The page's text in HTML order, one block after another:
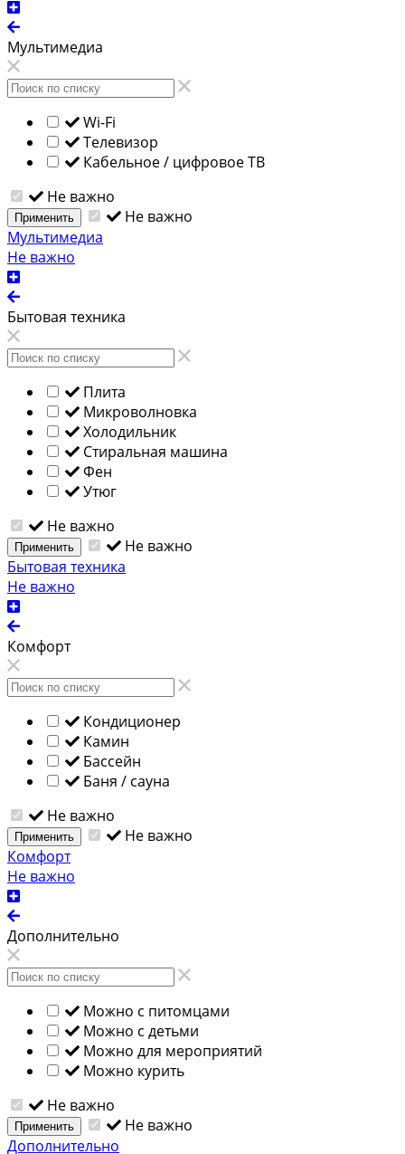
Мультимедиа
Wi-Fi
Телевизор
Кабельное / цифровое ТВ
Не важно
Применить
Не важно
Мультимедиа
Не важно
Бытовая техника
Плита
Микроволновка
Холодильник
Стиральная машина
Фен
Утюг
Не важно
Применить
Не важно
Бытовая техника
Не важно
Комфорт
Кондиционер
Камин
Бассейн
Баня / сауна
Не важно
Применить
Не важно
Комфорт
Не важно
Дополнительно
Можно с питомцами
Можно с детьми
Можно для мероприятий
Можно курить
Не важно
Применить
Не важно
Дополнительно